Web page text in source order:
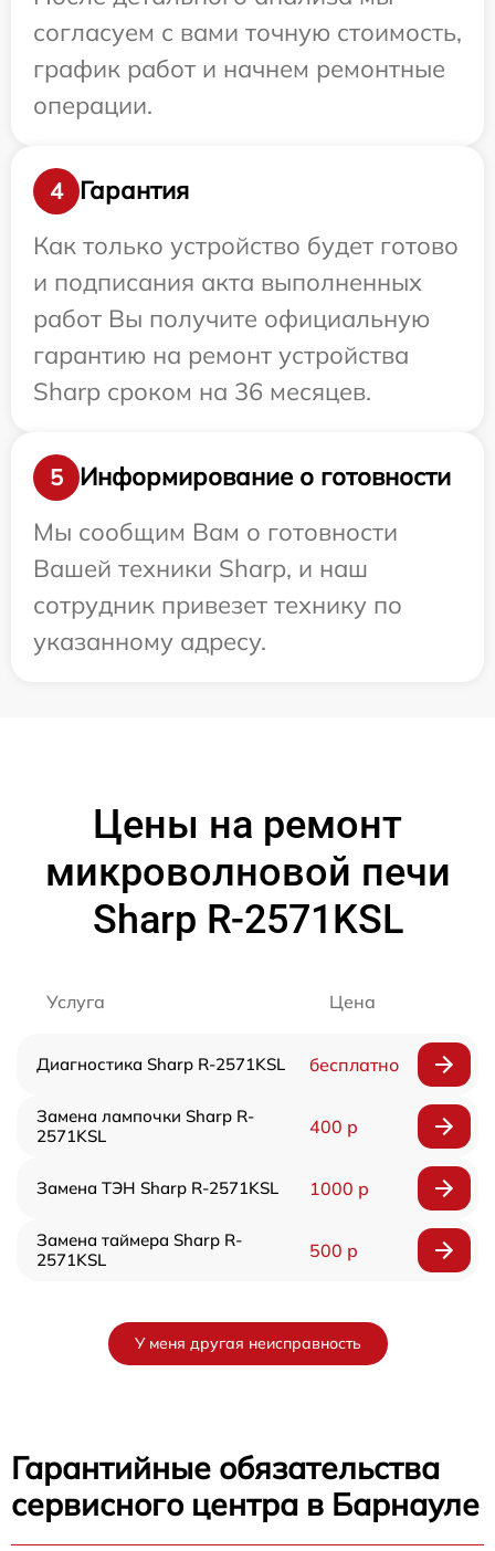
согласуем с вами точную стоимость,
график работ и начнем ремонтные
операции.
4
Гарантия
Как только устройство будет готово
и подписания акта выполненных
работ Вы получите официальную
гарантию на ремонт устройства
Sharp сроком на 36 месяцев.
5
Информирование о готовности
Мы сообщим Вам о готовности
Вашей техники Sharp, и наш
сотрудник привезет технику по
указанному адресу.
Цены на ремонт
микроволновой печи
Sharp R-2571KSL
Услуга Цена
Диагностика Sharp R-2571KSL бесплатно
Замена лампочки Sharp R-
2571KSL
400 р
Замена ТЭН Sharp R-2571KSL 1000 р
Замена таймера Sharp R-
2571KSL
500 р
У меня другая неисправность
Гарантийные обязательства
сервисного центра в Барнауле